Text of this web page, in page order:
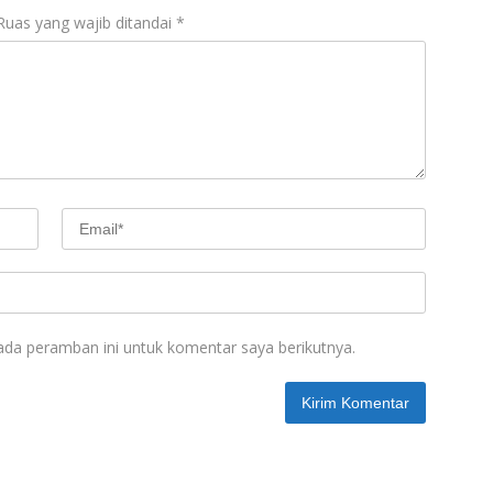
yang wajib ditandai *
peramban ini untuk komentar saya berikutnya.